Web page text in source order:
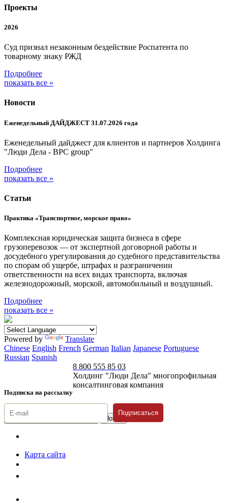
Проекты
2026
Суд признал незаконным бездействие Роспатента по
товарному знаку РЖД
Подробнее
показать все »
Новости
Еженедельный ДАЙДЖЕСТ 31.07.2026 года
Еженедельный дайджест для клиентов и партнеров Холдинга
"Люди Дела - BPC group"
Подробнее
показать все »
Статьи
Практика «Транспортное, морское право»
Комплексная юридическая защита бизнеса в сфере
грузоперевозок — от экспертной договорной работы и
досудебного урегулирования до судебного представительства
по спорам об ущербе, штрафах и разграничении
ответственности на всех видах транспорта, включая
железнодорожный, морской, автомобильный и воздушный.
Подробнее
показать все »
Powered by
Translate
Chinese English French German Italian Japanese Portuguese
Russian Spanish
Подписка на рассылку
8 800 555 85 03
Холдинг "Люди Дела" многопрофильная
консалтинговая компания
Подписаться
Карта сайта